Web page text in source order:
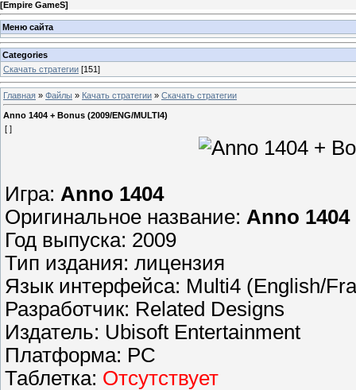
[Empire GameS]
Меню сайта
Categories
Скачать стратегии [151]
Главная » Файлы » Качать стратегии » Скачать стратегии
Anno 1404 + Bonus (2009/ENG/MULTI4)
[ ]
Игра: Anno 1404
Оригинальное название: Anno 1404
Год выпуска: 2009
Тип издания: лицензия
Язык интерфейса: Multi4 (English/
Разработчик: Related Designs
Издатель: Ubisoft Entertainment
Платформа: PC
Таблетка: Отсутствует